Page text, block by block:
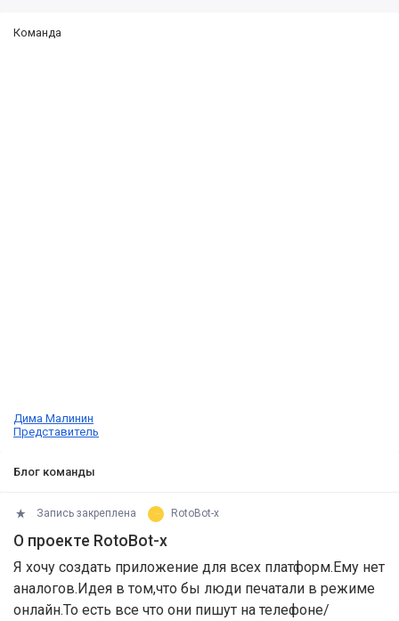
Команда
Дима Малинин
Представитель
Блог команды
Запись закреплена RotoBot-x
О проекте RotoBot-x
Я хочу создать приложение для всех платформ.Ему нет
аналогов.Идея в том,что бы люди печатали в режиме
онлайн.То есть все что они пишут на телефоне/